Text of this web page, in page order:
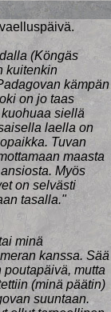
(Köngäs
kuitenkin
kämpän
on jo taas
siellä
laella on
Tuvan
maasta
Myös
on selvästi
tasalla."
minä
kanssa. Sää
mutta
(minä päätin)
suuntaan.